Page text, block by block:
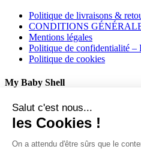
Politique de livraisons &
CONDITIONS
Mentions légales
Politique de confidentialité –
Politique de cookies
My Baby Shell
Mon compte
Mes commandes
Mes adresses
Salut c'est nous...
les Cookies !
On a attendu d'être sûrs que le